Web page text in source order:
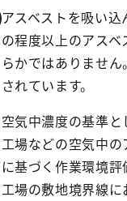
アスベストを吸い
の程度以上のアス
らかではありませ
されています。
空気中濃度の基準と
工場などの空気中
に基づく作業環境
工場の敷地境界線